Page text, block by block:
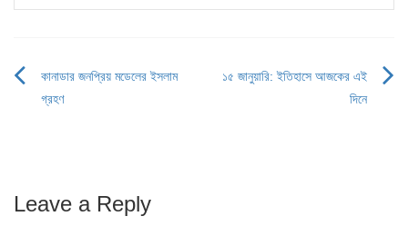
Post
কানাডার জনপ্রিয় মডেলের ইসলাম
গ্রহণ
১৫ জানুয়ারি: ইতিহাসে আজকের এই
দিনে
Leave a Reply